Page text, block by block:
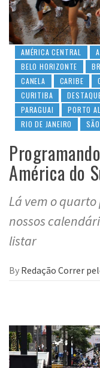
AMÉRICA CENTRAL
BELO HORIZONTE
CANELA
CARIBE
CURITIBA
PARAGUAI
PORTO
RIO DE JANEIRO
América do
Lá vem o
nossos
listar
By Redação Correr